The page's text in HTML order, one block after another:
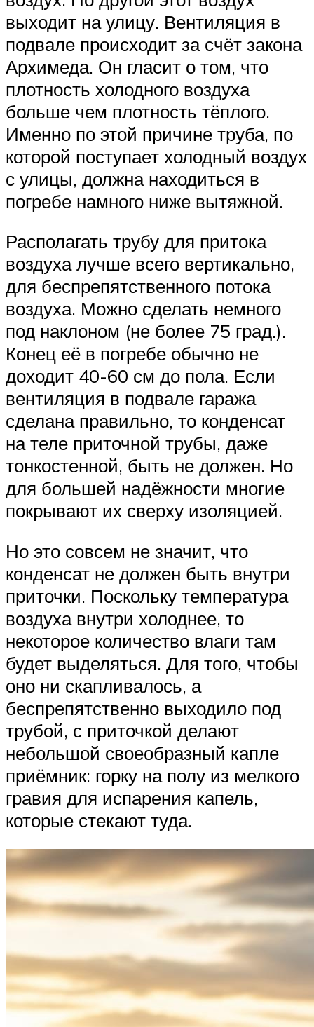
выходит на улицу. Вентиляция в
подвале происходит за счёт закона
Архимеда. Он гласит о том, что
плотность холодного воздуха
больше чем плотность тёплого.
Именно по этой причине труба, по
которой поступает холодный воздух
с улицы, должна находиться в
погребе намного ниже вытяжной.
Располагать трубу для притока
воздуха лучше всего вертикально,
для беспрепятственного потока
воздуха. Можно сделать немного
под наклоном (не более 75 град.).
Конец её в погребе обычно не
доходит 40-60 см до пола. Если
вентиляция в подвале гаража
сделана правильно, то конденсат
на теле приточной трубы, даже
тонкостенной, быть не должен. Но
для большей надёжности многие
покрывают их сверху изоляцией.
Но это совсем не значит, что
конденсат не должен быть внутри
приточки. Поскольку температура
воздуха внутри холоднее, то
некоторое количество влаги там
будет выделяться. Для того, чтобы
оно ни скапливалось, а
беспрепятственно выходило под
трубой, с приточкой делают
небольшой своеобразный капле
приёмник: горку на полу из мелкого
гравия для испарения капель,
которые стекают туда.